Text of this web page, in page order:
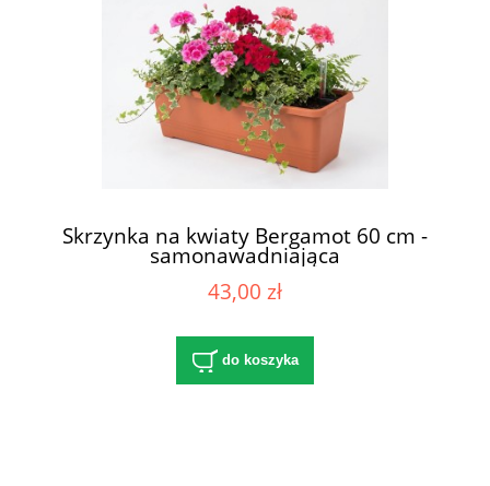
Skrzynka na kwiaty Bergamot 60 cm -
samonawadniająca
43,00 zł
do koszyka